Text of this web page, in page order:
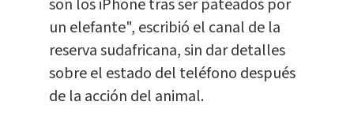
son los iPhone tras ser pateados por
un elefante", escribió el canal de la
reserva sudafricana, sin dar detalles
sobre el estado del teléfono después
de la acción del animal.